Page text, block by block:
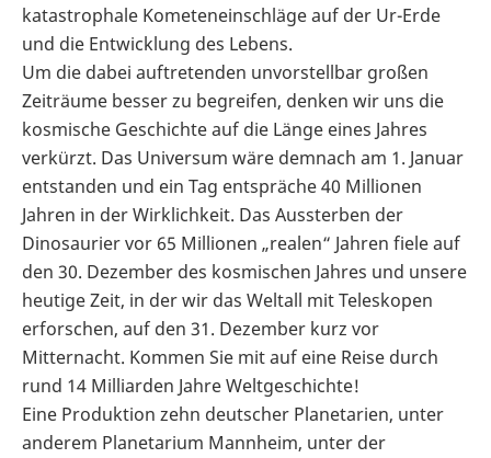
katastrophale Kometeneinschläge auf der Ur-Erde
und die Entwicklung des Lebens.
Um die dabei auftretenden unvorstellbar großen
Zeiträume besser zu begreifen, denken wir uns die
kosmische Geschichte auf die Länge eines Jahres
verkürzt. Das Universum wäre demnach am 1. Januar
entstanden und ein Tag entspräche 40 Millionen
Jahren in der Wirklichkeit. Das Aussterben der
Dinosaurier vor 65 Millionen „realen“ Jahren fiele auf
den 30. Dezember des kosmischen Jahres und unsere
heutige Zeit, in der wir das Weltall mit Teleskopen
erforschen, auf den 31. Dezember kurz vor
Mitternacht. Kommen Sie mit auf eine Reise durch
rund 14 Milliarden Jahre Weltgeschichte!
Eine Produktion zehn deutscher Planetarien, unter
anderem Planetarium Mannheim, unter der